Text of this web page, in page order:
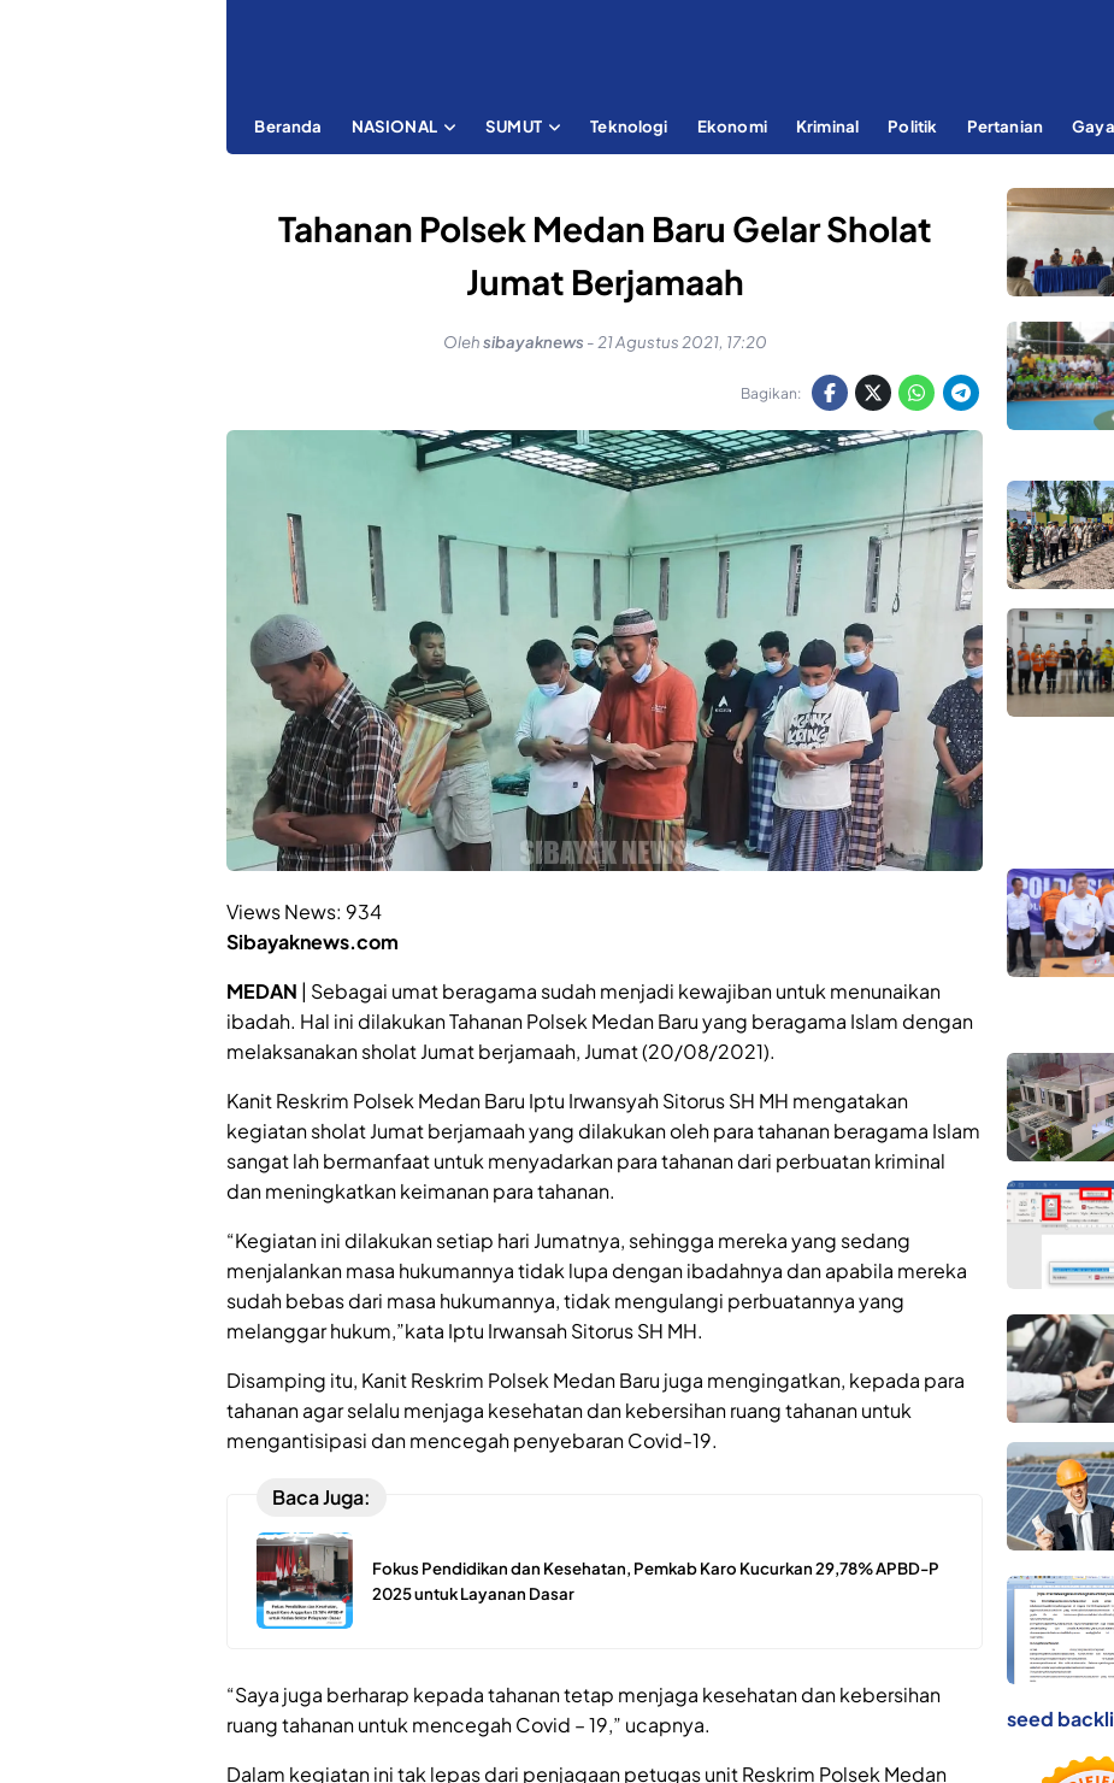
Beranda NASIONAL SUMUT Teknologi Ekonomi Kriminal Politik Pertanian
Tahanan Polsek Medan Baru Gelar Sholat
Jumat Berjamaah
Olehsibayaknews - 21 Agustus 2021, 17:20
Bagikan:
Views News: 934
Sibayaknews.com
MEDAN | Sebagai umat beragama sudah menjadi kewajiban untuk menunaikan
ibadah. Hal ini dilakukan Tahanan Polsek Medan Baru yang beragama Islam dengan
melaksanakan sholat Jumat berjamaah, Jumat (20/08/2021).
Kanit Reskrim Polsek Medan Baru Iptu Irwansyah Sitorus SH MH mengatakan
kegiatan sholat Jumat berjamaah yang dilakukan oleh para tahanan beragama Islam
sangat lah bermanfaat untuk menyadarkan para tahanan dari perbuatan kriminal
dan meningkatkan keimanan para tahanan.
“Kegiatan ini dilakukan setiap hari Jumatnya, sehingga mereka yang sedang
menjalankan masa hukumannya tidak lupa dengan ibadahnya dan apabila mereka
sudah bebas dari masa hukumannya, tidak mengulangi perbuatannya yang
melanggar hukum,”kata Iptu Irwansah Sitorus SH MH.
Disamping itu, Kanit Reskrim Polsek Medan Baru juga mengingatkan, kepada para
tahanan agar selalu menjaga kesehatan dan kebersihan ruang tahanan untuk
mengantisipasi dan mencegah penyebaran Covid-19.
Baca Juga:
Fokus Pendidikan dan Kesehatan, Pemkab Karo Kucurkan 29,78% APBD-P
2025 untuk Layanan Dasar
“Saya juga berharap kepada tahanan tetap menjaga kesehatan dan kebersihan
ruang tahanan untuk mencegah Covid – 19,” ucapnya.
Dalam kegiatan ini tak lepas dari penjagaan petugas unit Reskrim Polsek Medan
seed